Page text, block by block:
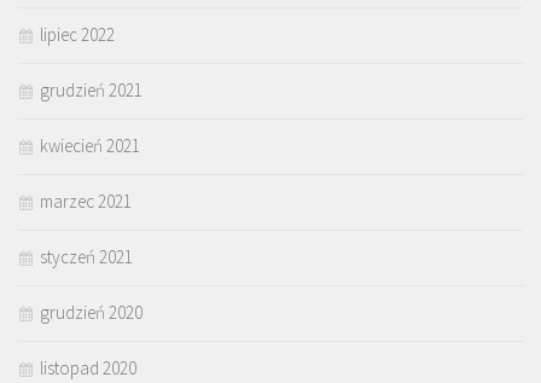
lipiec 2022
grudzień 2021
kwiecień 2021
marzec 2021
styczeń 2021
grudzień 2020
listopad 2020